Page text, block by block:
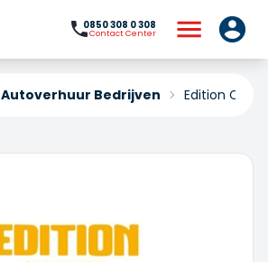
0850 308 0 308
Contact Center
Autoverhuur Bedrijven Edition Car